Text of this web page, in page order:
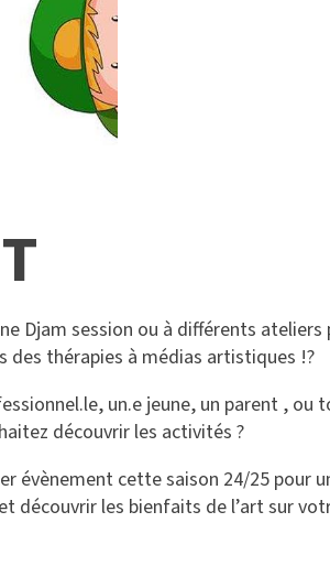
Djam session ou à différents
des thérapies à médias artistiques !?
un.e jeune, un parent , ou
découvrir les activités ?
évènement cette saison 24/25 pour
découvrir les bienfaits de l’art sur